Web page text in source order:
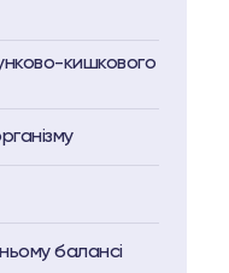
кишкового
балансі